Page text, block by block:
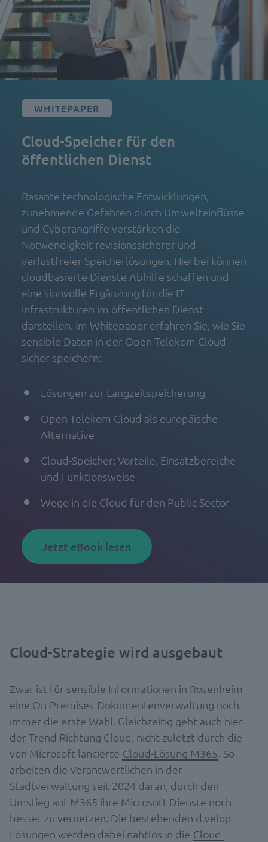
WHITEPAPER
Cloud-Speicher für den
öffentlichen Dienst
Rasante technologische Entwicklungen,
zunehmende Gefahren durch Umwelteinflüsse
und Cyberangriffe verstärken die
Notwendigkeit revisionssicherer und
verlustfreier Speicherlösungen. Hierbei können
cloudbasierte Dienste Abhilfe schaffen und
eine sinnvolle Ergänzung für die IT-
Infrastrukturen im öffentlichen Dienst
darstellen. Im Whitepaper erfahren Sie, wie Sie
sensible Daten in der Open Telekom Cloud
sicher speichern:
Lösungen zur Langzeitspeicherung
Open Telekom Cloud als europäische
Alternative
Cloud-Speicher: Vorteile, Einsatzbereiche
und Funktionsweise
Wege in die Cloud für den Public Sector
Jetzt eBook lesen
Cloud-Strategie wird ausgebaut
Zwar ist für sensible Informationen in Rosenheim
eine On-Premises-Dokumentenverwaltung noch
immer die erste Wahl. Gleichzeitig geht auch hier
der Trend Richtung Cloud, nicht zuletzt durch die
von Microsoft lancierte Cloud-Lösung M365. So
arbeiten die Verantwortlichen in der
Stadtverwaltung seit 2024 daran, durch den
Umstieg auf M365 ihre Microsoft-Dienste noch
besser zu vernetzen. Die bestehenden d.velop-
Lösungen werden dabei nahtlos in die Cloud-